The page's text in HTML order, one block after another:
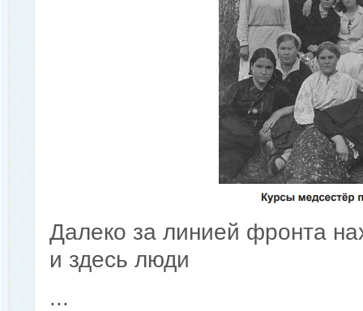
Далеко за линией фронта
и здесь люди
...